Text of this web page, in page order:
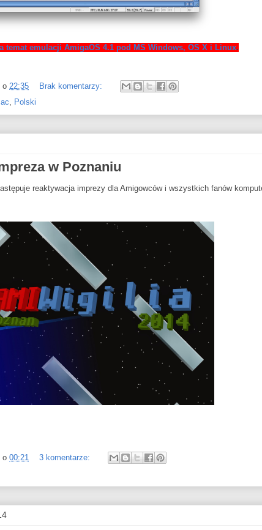
temat emulacji AmigaOS 4.1 pod MS Windows, OS X i Linux.
o 22:35
Brak komentarzy:
, Polski
w Poznaniu
reaktywacja imprezy dla Amigowców i wszystkich fanów
o 00:21
3 komentarze: